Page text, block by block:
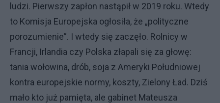
ludzi. Pierwszy zapłon nastąpił w 2019 roku. Wtedy
to Komisja Europejska ogłosiła, że „polityczne
porozumienie”. I wtedy się zaczęło. Rolnicy w
Francji, Irlandia czy Polska złapali się za głowę:
tania wołowina, drób, soja z Ameryki Południowej
kontra europejskie normy, koszty, Zielony Ład. Dziś
mało kto już pamięta, ale gabinet Mateusza